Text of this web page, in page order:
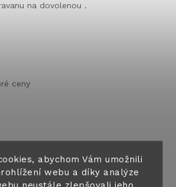
abychom Vám umožnili
webu a díky analýze
neustále zlepšovali jeho
na dovolenou .
ceny